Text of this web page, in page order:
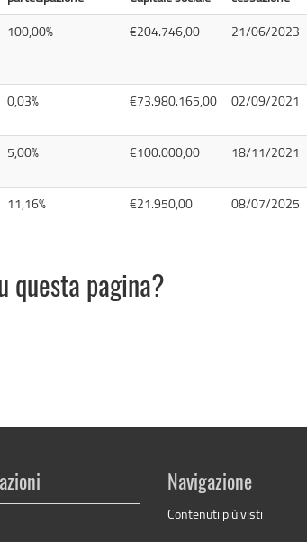
100,00% €204.746,00 21/06/2023
0,03% €73.980.165,00 02/09/2021
5,00% €100.000,00 18/11/2021
11,16% €21.950,00 08/07/2025
questa pagina?
Navigazione
Contenuti più visti